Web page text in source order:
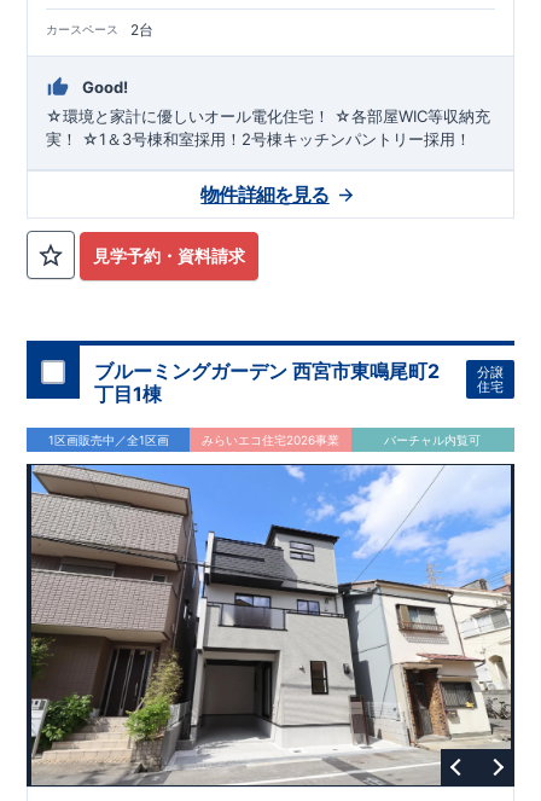
カースペース 2台
Good!
☆環境と家計に優しいオール電化住宅！ ☆各部屋WIC等収納充
実！ ☆1＆3号棟和室採用！2号棟キッチンパントリー採用！
見学予約・資料請求
物件詳細を見る
ブルーミングガーデン 西宮市東鳴尾町2
丁目1棟
分譲
住宅
1区画販売中／全1区画 みらいエコ住宅2026事業 バーチャル内覧可